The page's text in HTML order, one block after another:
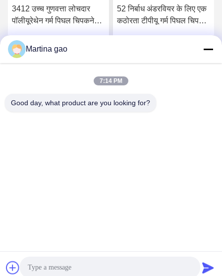
3412 उच्च गुणवत्ता लोचदार
पॉलीयूरेथेन गर्म पिघल चिपकने
सर्वोत्तम मूल्य प्राप्त करें
52 निर्बाध अंडरवियर के लिए एक
कठोरता टीपीयू गर्म पिघल चिपकने
Martina gao
7:14 PM
Good day, what product are you looking for?